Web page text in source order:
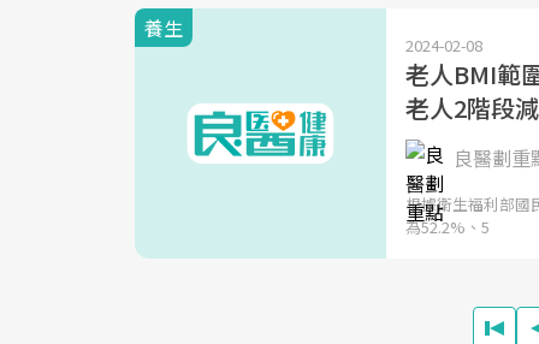
養生
2024-02-08
老人BMI範
老人2階段
良醫劃重
根據衛生福利部國
為52.2%、5